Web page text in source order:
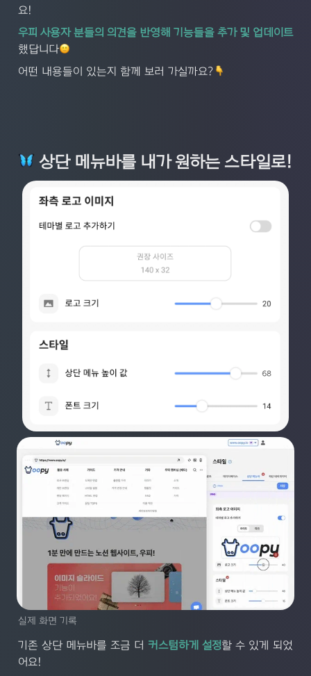
요!
우피 사용자 분들의 의견을 반영해 기능들을 추가 및 업데이트
했답니다
어떤 내용들이 있는지 함께 보러 가실까요?
상단 메뉴바를 내가 원하는 스타일로!
실제 화면 기록
기존 상단 메뉴바를 조금 더 커스텀하게 설정할 수 있게 되었
어요!